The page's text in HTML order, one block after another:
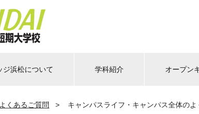
ジ浜松について 学科紹介 オープン
よくあるご質問 > キャンパスライフ・キャンパス全体のよ